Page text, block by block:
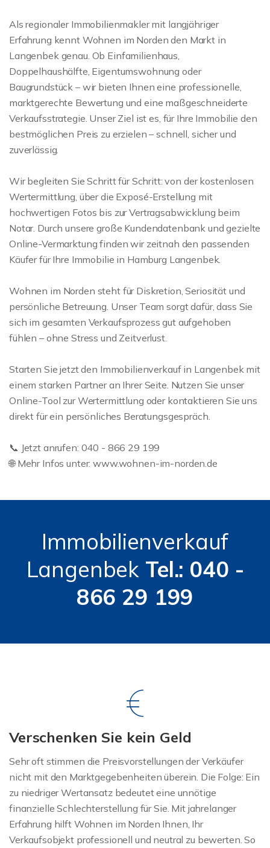
Als regionaler Immobilienmakler mit langjähriger
Erfahrung kennt Wohnen im Norden den Markt in
Langenbek genau. Ob Einfamilienhaus,
Doppelhaushälfte, Eigentumswohnung oder
Baugrundstück – wir bieten Ihnen eine professionelle,
marktgerechte Bewertung und eine maßgeschneiderte
Verkaufsstrategie. Unser Ziel ist es, für Ihre Immobilie den
bestmöglichen Preis zu erzielen – schnell, sicher und
zuverlässig.
Wir begleiten Sie Schritt für Schritt: von der kostenlosen
Wertermittlung, über die Exposé-Erstellung mit
hochwertigen Fotos bis zur Vertragsabwicklung beim
Notar. Durch unsere große Kundendatenbank und gezielte
Online-Vermarktung finden wir zeitnah den passenden
Käufer für Ihre Immobilie in Hamburg Langenbek.
Wohnen im Norden steht für Diskretion, Seriosität und
persönliche Betreuung. Unser Team sorgt dafür, dass Sie
sich im gesamten Verkaufsprozess gut aufgehoben
fühlen – ohne Stress und Zeitverlust.
Starten Sie jetzt den Immobilienverkauf in Langenbek mit
einem starken Partner an Ihrer Seite. Nutzen Sie unser
Online-Tool zur Wertermittlung oder kontaktieren Sie uns
direkt für ein persönliches Beratungsgespräch.
📞 Jetzt anrufen: 040 - 866 29 199
🌐 Mehr Infos unter: www.wohnen-im-norden.de
Immobilienverkauf
Langenbek Tel.: 040 -
866 29 199
Verschenken Sie kein Geld
Sehr oft stimmen die Preisvorstellungen der Verkäufer
nicht mit den Marktgegebenheiten überein. Die Folge: Ein
zu niedriger Wertansatz bedeutet eine unnötige
finanzielle Schlechterstellung für Sie. Mit jahrelanger
Erfahrung hilft Wohnen im Norden Ihnen, Ihr
Verkaufsobjekt professionell und neutral zu bewerten. So